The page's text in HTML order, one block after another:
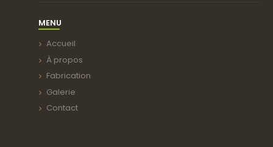
MENU
Accueil
À propos
Fabrication
Galerie
Contact